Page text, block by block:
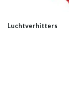
Luchtverhitters